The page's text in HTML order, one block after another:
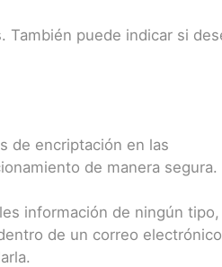
puede indicar si
de encriptación en las
de manera segura.
información de ningún
de un correo